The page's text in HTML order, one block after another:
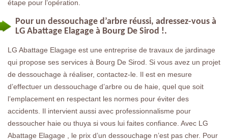
étape pour l’opération.
Pour un dessouchage d’arbre réussi, adressez-vous à
LG Abattage Elagage à Bourg De Sirod !.
LG Abattage Elagage est une entreprise de travaux de jardinage
qui propose ses services à Bourg De Sirod. Si vous avez un projet
de dessouchage à réaliser, contactez-le. Il est en mesure
d’effectuer un dessouchage d’arbre ou de haie, quel que soit
l’emplacement en respectant les normes pour éviter des
accidents. Il intervient aussi avec professionnalisme pour
dessoucher haie ou thuya si vous lui faites confiance. Avec LG
Abattage Elagage , le prix d’un dessouchage n’est pas cher. Pour